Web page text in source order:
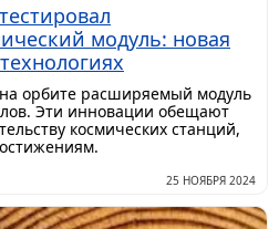
модуль: новая
орбите расширяемый модуль
Эти инновации обещают
космических станций,
25 НОЯБРЯ 2024